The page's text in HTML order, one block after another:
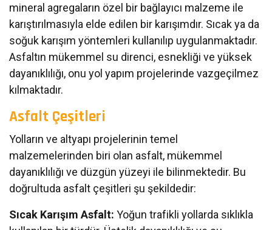
mineral agregaların özel bir bağlayıcı malzeme ile
karıştırılmasıyla elde edilen bir karışımdır. Sıcak ya da
soğuk karışım yöntemleri kullanılıp uygulanmaktadır.
Asfaltın mükemmel su direnci, esnekliği ve yüksek
dayanıklılığı, onu yol yapım projelerinde vazgeçilmez
kılmaktadır.
Asfalt Çeşitleri
Yolların ve altyapı projelerinin temel
malzemelerinden biri olan asfalt, mükemmel
dayanıklılığı ve düzgün yüzeyi ile bilinmektedir. Bu
doğrultuda asfalt çeşitleri şu şekildedir:
Sıcak Karışım Asfalt: Yoğun trafikli yollarda sıklıkla